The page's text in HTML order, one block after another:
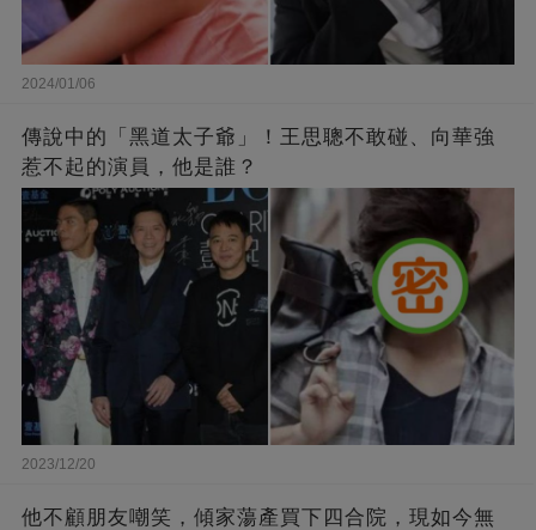
2024/01/06
傳說中的「黑道太子爺」！王思聰不敢碰、向華強
惹不起的演員，他是誰？
2023/12/20
他不顧朋友嘲笑，傾家蕩產買下四合院，現如今無